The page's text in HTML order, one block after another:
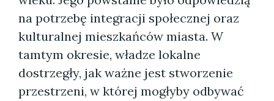
na potrzebę integracji społecznej oraz
kulturalnej mieszkańców miasta. W
tamtym okresie, władze lokalne
dostrzegły, jak ważne jest stworzenie
przestrzeni, w której mogłyby odbywać